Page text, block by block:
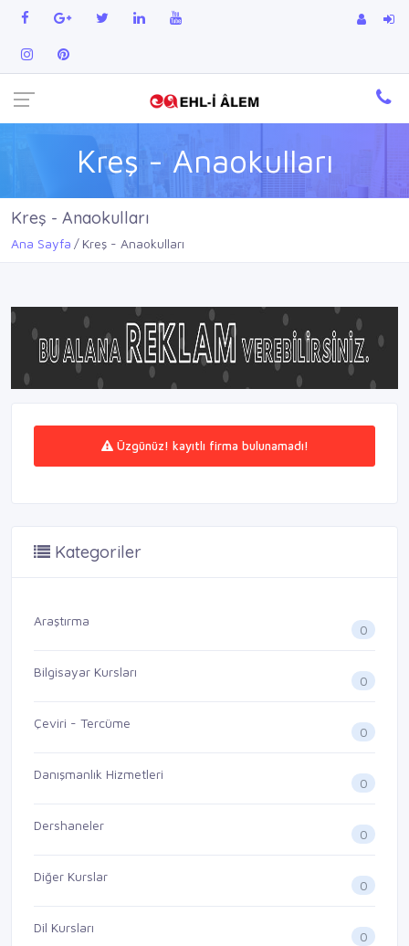
Kreş - Anaokulları
Kreş - Anaokulları
Ana Sayfa Kreş - Anaokulları
Üzgünüz! kayıtlı firma bulunamadı!
Kategoriler
Araştırma
0
Bilgisayar Kursları
0
Çeviri - Tercüme
0
Danışmanlık Hizmetleri
0
Dershaneler
0
Diğer Kurslar
0
Dil Kursları
0